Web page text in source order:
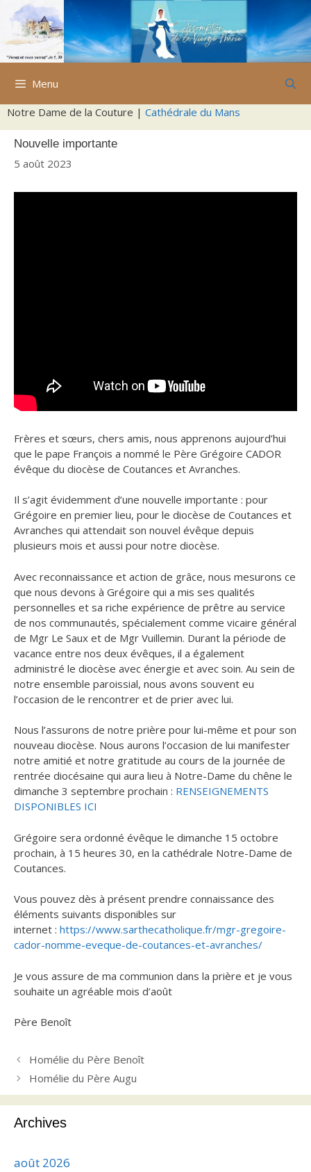
Aller
contenu
Menu
Notre Dame de la Couture | Cathédrale du Mans
Nouvelle importante
5 août 2023
Frères et sœurs, chers amis, nous apprenons aujourd’hui
que le pape François a nommé le Père Grégoire CADOR
évêque du diocèse de Coutances et Avranches.
Il s’agit évidemment d’une nouvelle importante : pour
Grégoire en premier lieu, pour le diocèse de Coutances et
Avranches qui attendait son nouvel évêque depuis
plusieurs mois et aussi pour notre diocèse.
Avec reconnaissance et action de grâce, nous mesurons ce
que nous devons à Grégoire qui a mis ses qualités
personnelles et sa riche expérience de prêtre au service
de nos communautés, spécialement comme vicaire général
de Mgr Le Saux et de Mgr Vuillemin. Durant la période de
vacance entre nos deux évêques, il a également
administré le diocèse avec énergie et avec soin. Au sein de
notre ensemble paroissial, nous avons souvent eu
l’occasion de le rencontrer et de prier avec lui.
Nous l’assurons de notre prière pour lui-même et pour son
nouveau diocèse. Nous aurons l’occasion de lui manifester
notre amitié et notre gratitude au cours de la journée de
rentrée diocésaine qui aura lieu à Notre-Dame du chêne le
dimanche 3 septembre prochain : RENSEIGNEMENTS
DISPONIBLES ICI
Grégoire sera ordonné évêque le dimanche 15 octobre
prochain, à 15 heures 30, en la cathédrale Notre-Dame de
Coutances.
Vous pouvez dès à présent prendre connaissance des
éléments suivants disponibles sur
internet : https://www.sarthecatholique.fr/mgr-gregoire-
cador-nomme-eveque-de-coutances-et-avranches/
Je vous assure de ma communion dans la prière et je vous
souhaite un agréable mois d’août
Père Benoît
Homélie du Père Benoît
Homélie du Père Augu
Archives
août 2026